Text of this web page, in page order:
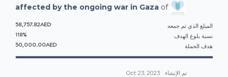
affected by the ongoing war in Gaza of
المبلغ الذي تم جمعه 58,757.82AED
نسبة بلوغ الهدف 118%
هدف الحملة 50,000.00AED
تم الإنشاء
Oct 23, 2023